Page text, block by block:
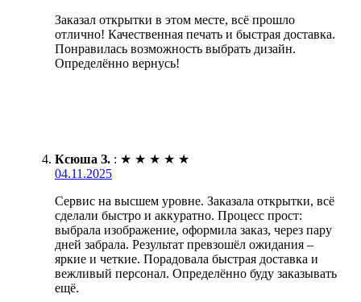
Заказал открытки в этом месте, всё прошло
отлично! Качественная печать и быстрая доставка.
Понравилась возможность выбрать дизайн.
Определённо вернусь!
Ксюша З. : ★ ★ ★ ★ ★
04.11.2025
Сервис на высшем уровне. Заказала открытки, всё
сделали быстро и аккуратно. Процесс прост:
выбрала изображение, оформила заказ, через пару
дней забрала. Результат превзошёл ожидания –
яркие и четкие. Порадовала быстрая доставка и
вежливый персонал. Определённо буду заказывать
ещё.